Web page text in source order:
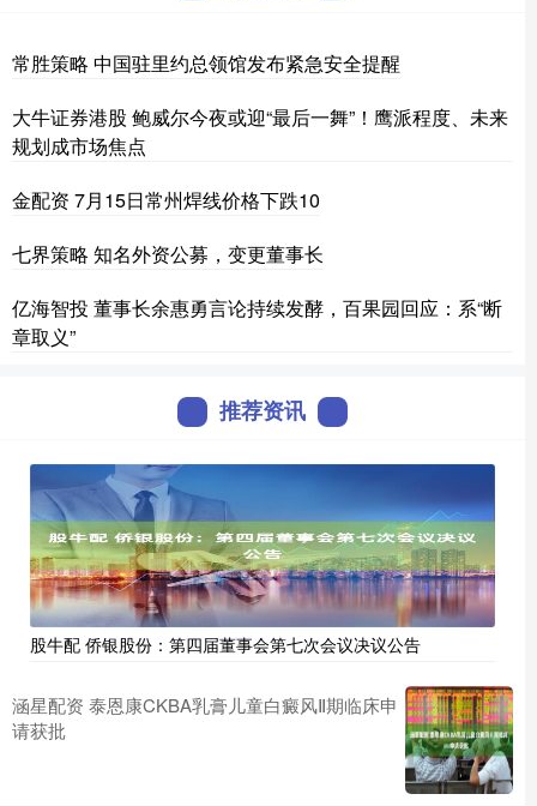
常胜策略 中国驻里约总领馆发布紧急安全提醒
大牛证券港股 鲍威尔今夜或迎“最后一舞”！鹰派程度、未来
规划成市场焦点
金配资 7月15日常州焊线价格下跌10
七界策略 知名外资公募，变更董事长
亿海智投 董事长余惠勇言论持续发酵，百果园回应：系“断
章取义”
推荐资讯
股牛配 侨银股份：第四届董事会第七次会议决议公告
涵星配资 泰恩康CKBA乳膏儿童白癜风Ⅱ期临床申
请获批